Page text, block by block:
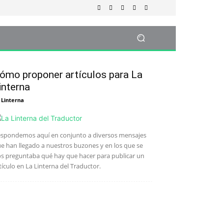
proponer artículos para La
Linterna
aquí en conjunto a diversos mensajes
han llegado a nuestros buzones y en los que se
preguntaba qué hay que hacer para publicar un
en La Linterna del Traductor.